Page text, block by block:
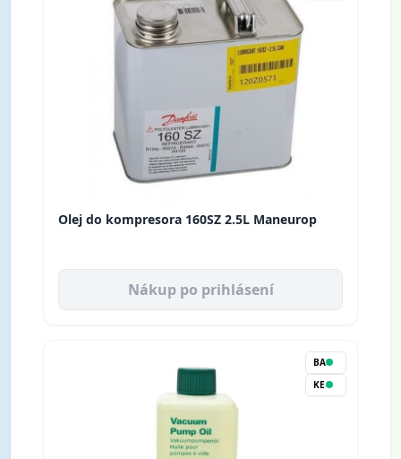
Olej do kompresora 160SZ 2.5L Maneurop
Nákup po prihlásení
BA
KE